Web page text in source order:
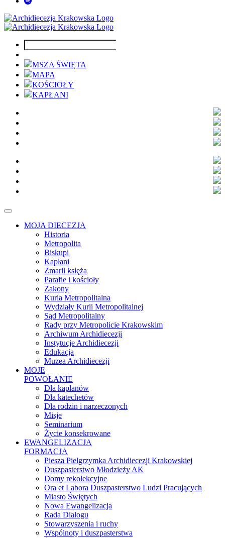
MSZA ŚWIĘTA
MAPA
KOŚCIOŁY
KAPŁANI
MOJA DIECEZJA
Historia
Metropolita
Biskupi
Kapłani
Zmarli księża
Parafie i kościoły
Zakony
Kuria Metropolitalna
Wydziały Kurii Metropolitalnej
Sąd Metropolitalny
Rady przy Metropolicie Krakowskim
Archiwum Archidiecezji
Instytucje Archidiecezji
Edukacja
Muzea Archidiecezji
MOJE
POWOŁANIE
Dla kapłanów
Dla katechetów
Dla rodzin i narzeczonych
Misje
Seminarium
Życie konsekrowane
EWANGELIZACJA
FORMACJA
Piesza Pielgrzymka Archidiecezji Krakowskiej
Duszpasterstwo Młodzieży AK
Domy rekolekcyjne
Ora et Labora Duszpasterstwo Ludzi Pracujących
Miasto Świętych
Nowa Ewangelizacja
Rada Dialogu
Stowarzyszenia i ruchy
Wspólnoty i duszpasterstwa